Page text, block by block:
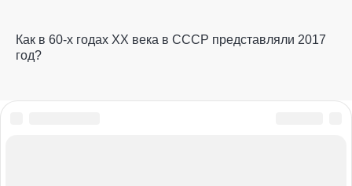
Как в 60-х годах XX века в СССР представляли 2017
год?